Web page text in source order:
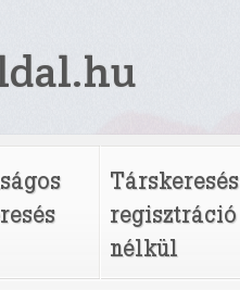
Társkeresés
regisztráció
nélkül